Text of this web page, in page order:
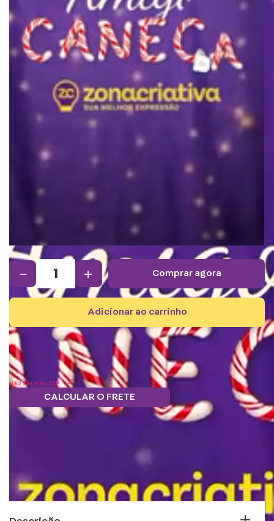
＋
－ comprar agora
adicionar ao carrinho
Não sei meu CEP
CALCULAR O FRETE
Saiba mais
Parcele em 12x
s/juros
pontos por
benefícios